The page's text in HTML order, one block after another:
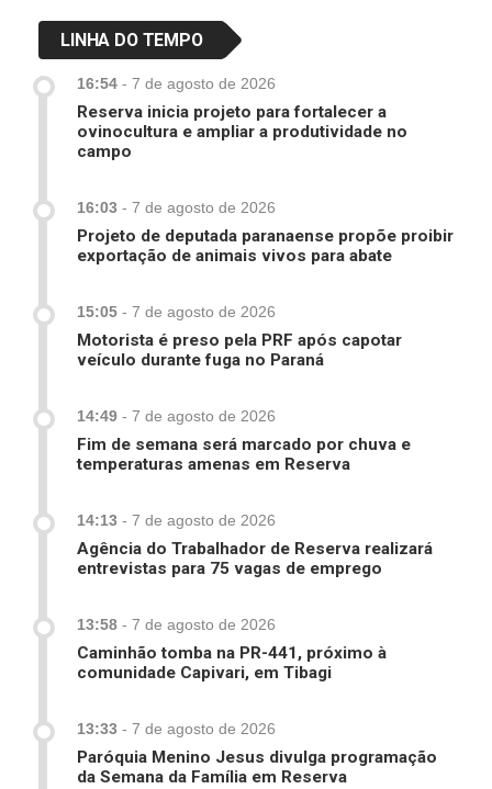
LINHA DO TEMPO
16:54 - 7 de agosto de 2026
Reserva inicia projeto para fortalecer a
ovinocultura e ampliar a produtividade no
campo
16:03 - 7 de agosto de 2026
Projeto de deputada paranaense propõe proibir
exportação de animais vivos para abate
15:05 - 7 de agosto de 2026
Motorista é preso pela PRF após capotar
veículo durante fuga no Paraná
14:49 - 7 de agosto de 2026
Fim de semana será marcado por chuva e
temperaturas amenas em Reserva
14:13 - 7 de agosto de 2026
Agência do Trabalhador de Reserva realizará
entrevistas para 75 vagas de emprego
13:58 - 7 de agosto de 2026
Caminhão tomba na PR-441, próximo à
comunidade Capivari, em Tibagi
13:33 - 7 de agosto de 2026
Paróquia Menino Jesus divulga programação
da Semana da Família em Reserva